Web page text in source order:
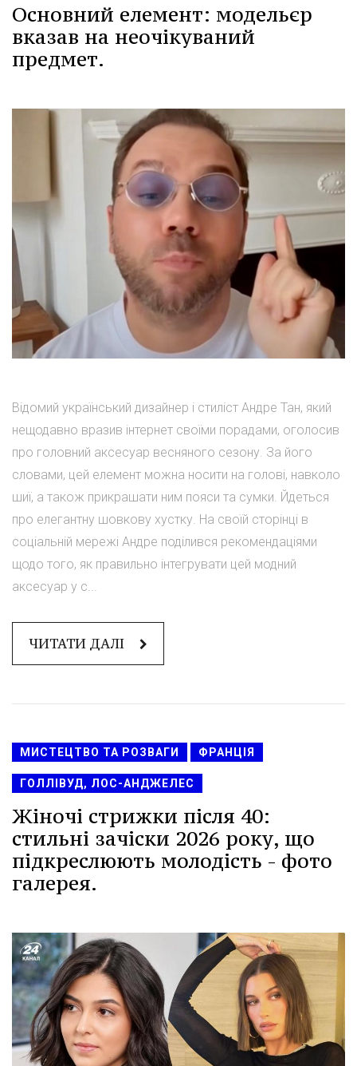
Основний елемент: модельєр
вказав на неочікуваний
предмет.
Відомий український дизайнер і стиліст Андре Тан, який
нещодавно вразив інтернет своїми порадами, оголосив
про головний аксесуар весняного сезону. За його
словами, цей елемент можна носити на голові, навколо
шиї, а також прикрашати ним пояси та сумки. Йдеться
про елегантну шовкову хустку. На своїй сторінці в
соціальній мережі Андре поділився рекомендаціями
щодо того, як правильно інтегрувати цей модний
аксесуар у с...
ЧИТАТИ ДАЛІ
МИСТЕЦТВО ТА РОЗВАГИ ФРАНЦІЯ
ГОЛЛІВУД, ЛОС-АНДЖЕЛЕС
Жіночі стрижки після 40:
стильні зачіски 2026 року, що
підкреслюють молодість - фото
галерея.